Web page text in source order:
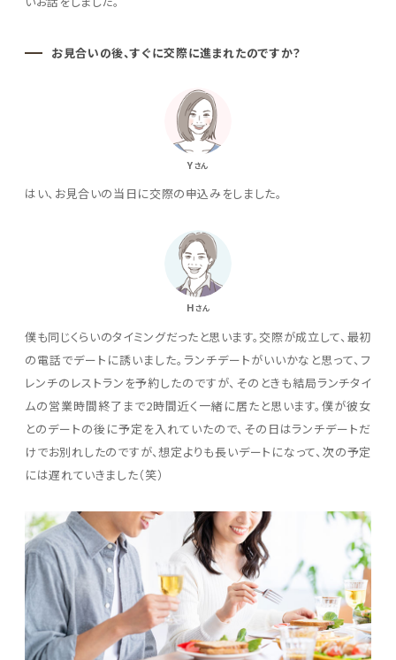
お見合いの後、すぐに交際に進まれたのですか？
Yさん
はい、お見合いの当日に交際の申込みをしました。
Hさん
僕も同じくらいのタイミングだったと思います。交際が成立して、最初
の電話でデートに誘いました。ランチデートがいいかなと思って、フ
レンチのレストランを予約したのですが、そのときも結局ランチタイ
ムの営業時間終了まで2時間近く一緒に居たと思います。僕が彼女
とのデートの後に予定を入れていたので、その日はランチデートだ
けでお別れしたのですが、想定よりも長いデートになって、次の予定
には遅れていきました（笑）